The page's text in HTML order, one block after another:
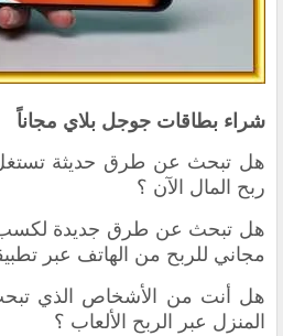
شراء بطاقات جوجل بلاي مجاناً
‏هل تبحث عن طرق حديثة
ربح المال الآن ؟
‏هل تبحث عن طرق جديدة
مجاني للربح من الهاتف عبر
‏هل أنت من الأشخاص الذي
المنزل عبر الربح ‏الألعاب ؟